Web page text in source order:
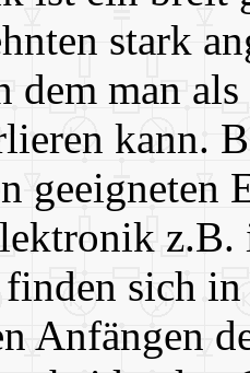
stark
dem man
kann.
z.B.
sich
Anfängen